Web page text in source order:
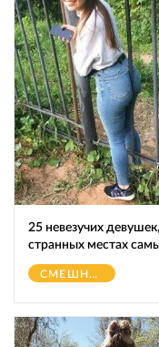
25 невезучих
странных местах
СМЕШНОЕ